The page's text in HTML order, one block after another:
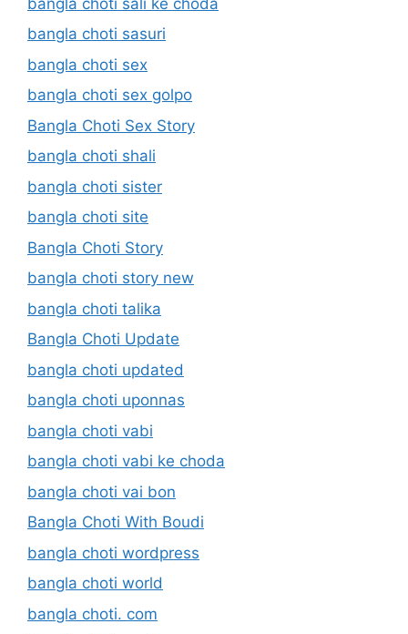
bangla choti sasuri
bangla choti sex
bangla choti sex golpo
Bangla Choti Sex Story
bangla choti shali
bangla choti sister
bangla choti site
Bangla Choti Story
bangla choti story new
bangla choti talika
Bangla Choti Update
bangla choti updated
bangla choti uponnas
bangla choti vabi
bangla choti vabi ke choda
bangla choti vai bon
Bangla Choti With Boudi
bangla choti wordpress
bangla choti world
bangla choti. com